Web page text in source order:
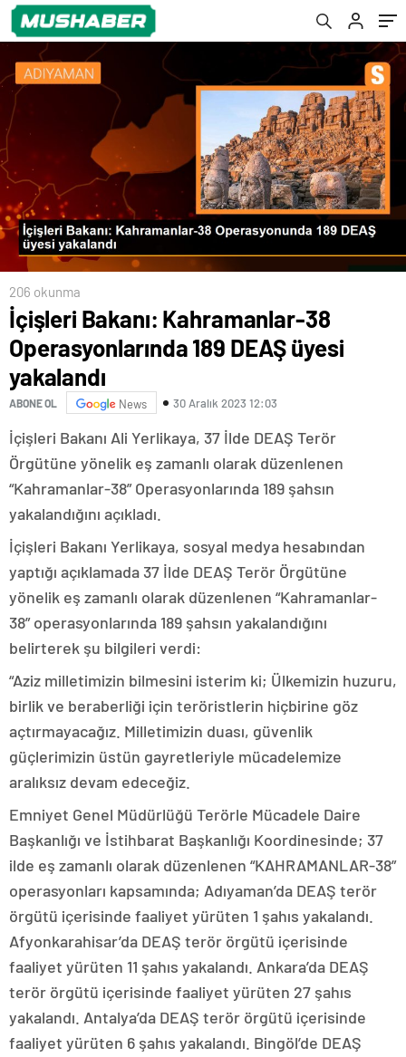
206 okunma
İçişleri Bakanı: Kahramanlar-38
Operasyonlarında 189 DEAŞ üyesi
yakalandı
ABONE OL News 30 Aralık 2023 12:03
İçişleri Bakanı Ali Yerlikaya, 37 İlde DEAŞ Terör
Örgütüne yönelik eş zamanlı olarak düzenlenen
“Kahramanlar-38” Operasyonlarında 189 şahsın
yakalandığını açıkladı.
İçişleri Bakanı Yerlikaya, sosyal medya hesabından
yaptığı açıklamada 37 İlde DEAŞ Terör Örgütüne
yönelik eş zamanlı olarak düzenlenen “Kahramanlar-
38” operasyonlarında 189 şahsın yakalandığını
belirterek şu bilgileri verdi:
“Aziz milletimizin bilmesini isterim ki; Ülkemizin huzuru,
birlik ve beraberliği için teröristlerin hiçbirine göz
açtırmayacağız. Milletimizin duası, güvenlik
güçlerimizin üstün gayretleriyle mücadelemize
aralıksız devam edeceğiz.
Emniyet Genel Müdürlüğü Terörle Mücadele Daire
Başkanlığı ve İstihbarat Başkanlığı Koordinesinde; 37
ilde eş zamanlı olarak düzenlenen “KAHRAMANLAR-38”
operasyonları kapsamında; Adıyaman’da DEAŞ terör
örgütü içerisinde faaliyet yürüten 1 şahıs yakalandı.
Afyonkarahisar’da DEAŞ terör örgütü içerisinde
faaliyet yürüten 11 şahıs yakalandı. Ankara’da DEAŞ
terör örgütü içerisinde faaliyet yürüten 27 şahıs
yakalandı. Antalya’da DEAŞ terör örgütü içerisinde
faaliyet yürüten 6 şahıs yakalandı. Bingöl’de DEAŞ